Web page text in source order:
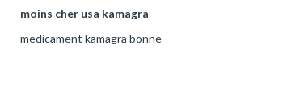
moins cher usa kamagra
medicament kamagra bonne